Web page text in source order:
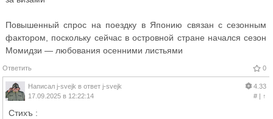
Повышенный спрос на поездку в Японию связан с сезонным
фактором, поскольку сейчас в островной стране начался сезон
Момидзи — любования осенними листьями
Ответить 0
Написал j-svejk в ответ j-svejk
17.09.2025 в 12:22:14
4.33
#| ↑
Стихъ :